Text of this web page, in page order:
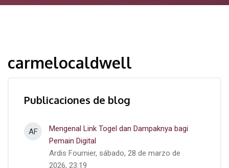
carmelocaldwell
Publicaciones de blog
AF
Mengenal Link Togel dan Dampaknya bagi
Pemain Digital
Ardis Fournier, sábado, 28 de marzo de
2026, 23:19